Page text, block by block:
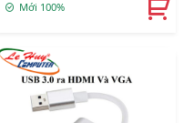
Mới 100%